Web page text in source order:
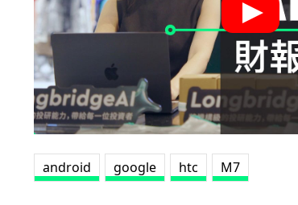
android google htc M7